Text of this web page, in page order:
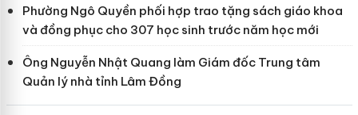
Phường Ngô Quyền phối hợp trao tặng sách giáo khoa
và đồng phục cho 307 học sinh trước năm học mới
Ông Nguyễn Nhật Quang làm Giám đốc Trung tâm
Quản lý nhà tỉnh Lâm Đồng